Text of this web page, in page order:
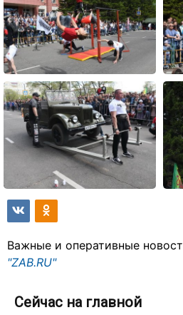
Важные и оперативные
"ZAB.RU"
Сейчас на главной